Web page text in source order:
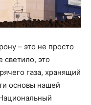
– это не просто
это
газа, хранящий
основы нашей